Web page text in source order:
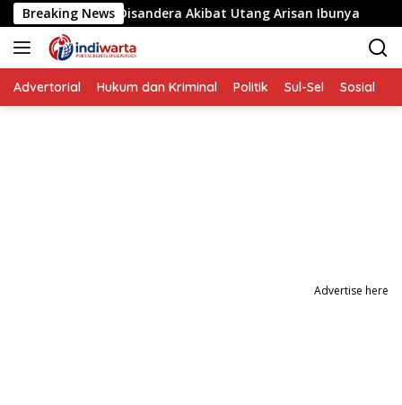
Langsung
ke
konten
Breaking News
yang Disandera Akibat Utang Arisan Ibunya Aksi
Advertorial Hukum dan Kriminal Politik Sul-Sel Sosial
Advertise here